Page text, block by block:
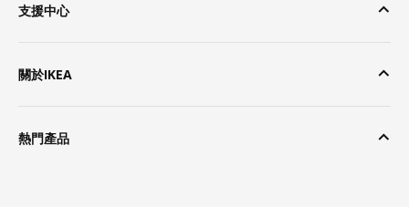
支援中心
關於IKEA
熱門產品